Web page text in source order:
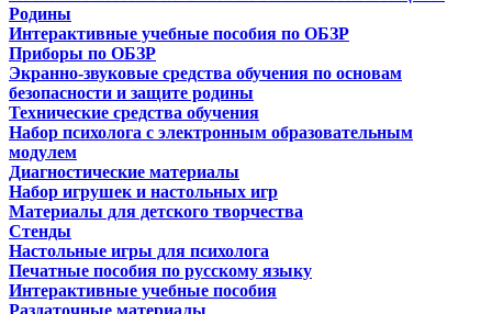
Родины
Интерактивные учебные пособия по ОБЗР
Приборы по ОБЗР
Экранно-звуковые средства обучения по основам
безопасности и защите родины
Технические средства обучения
Набор психолога с электронным образовательным
модулем
Диагностические материалы
Набор игрушек и настольных игр
Материалы для детского творчества
Стенды
Настольные игры для психолога
Печатные пособия по русскому языку
Интерактивные учебные пособия
Раздаточные материалы